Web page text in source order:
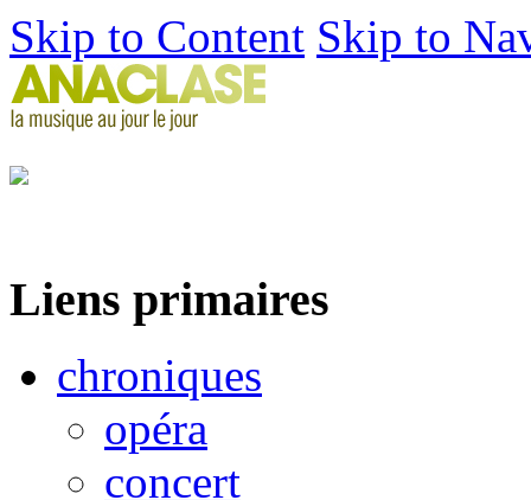
Skip to Content Skip to
Liens primaires
chroniques
opéra
concert